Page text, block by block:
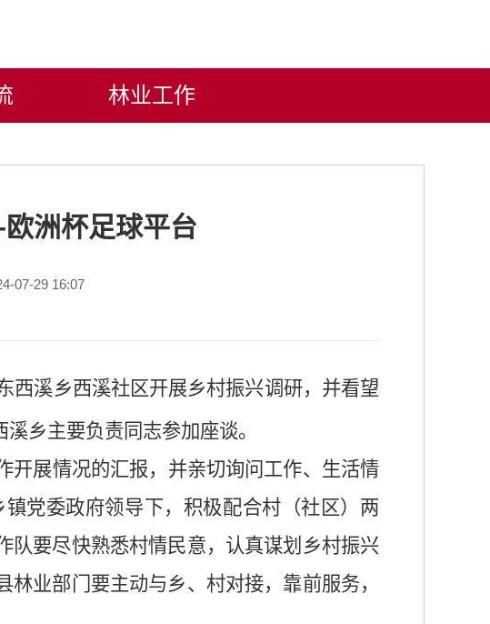
林业工作
洲杯足球平台
07-29 16:07
西溪乡西溪社区开展乡村振兴调研，并看望
乡主要负责同志参加座谈。
开展情况的汇报，并亲切询问工作、生活情
党委政府领导下，积极配合村（社区）两
队要尽快熟悉村情民意，认真谋划乡村振兴
业部门要主动与乡、村对接，靠前服务，